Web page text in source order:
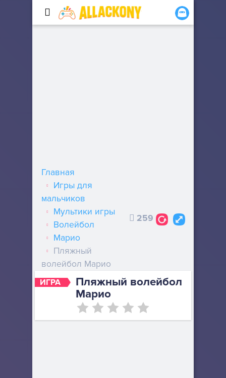
ИГРА
Пляжный волейбол
Марио
Главная
Игры для
мальчиков
Мультики игры
Волейбол
Марио
Пляжный
волейбол Марио
259